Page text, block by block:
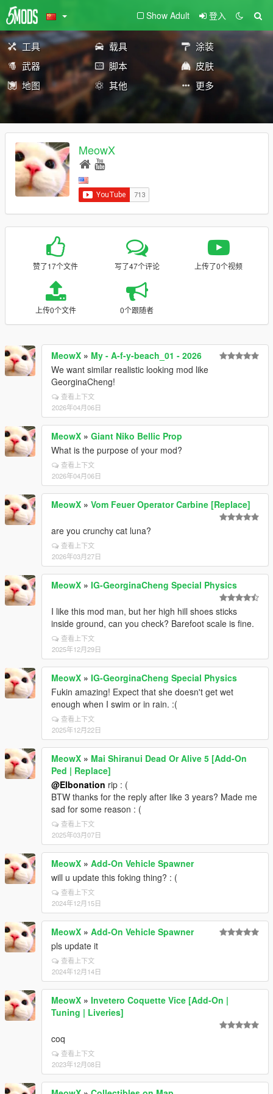
Show Adult 登入
工具 载具
涂装
武器
脚本
皮肤
地图
其他 更多
MeowX
赞了17个文件 写了47个评论 上传了0个视频
上传0个文件 0个跟随者
MeowX » My - A-f-y-beach_01 - 2026
We want similar realistic looking mod like
GeorginaCheng!
查看上下文
2026年04月06日
MeowX » Giant Niko Bellic Prop
What is the purpose of your mod?
查看上下文
2026年04月06日
MeowX » Vom Feuer Operator Carbine [Replace]
are you crunchy cat luna?
查看上下文
2026年03月27日
MeowX » IG-GeorginaCheng Special Physics
I like this mod man, but her high hill shoes sticks
inside ground, can you check? Barefoot scale is fine.
查看上下文
2025年12月29日
MeowX » IG-GeorginaCheng Special Physics
Fukin amazing! Expect that she doesn't get wet
enough when I swim or in rain. :(
查看上下文
2025年12月22日
MeowX » Mai Shiranui Dead Or Alive 5 [Add-On
Ped | Replace]
@Elbonation rip : (
BTW thanks for the reply after like 3 years? Made me
sad for some reason : (
查看上下文
2025年03月07日
MeowX » Add-On Vehicle Spawner
will u update this foking thing? : (
查看上下文
2024年12月15日
MeowX » Add-On Vehicle Spawner
pls update it
查看上下文
2024年12月14日
MeowX » Invetero Coquette Vice [Add-On |
Tuning | Liveries]
coq
查看上下文
2023年12月08日